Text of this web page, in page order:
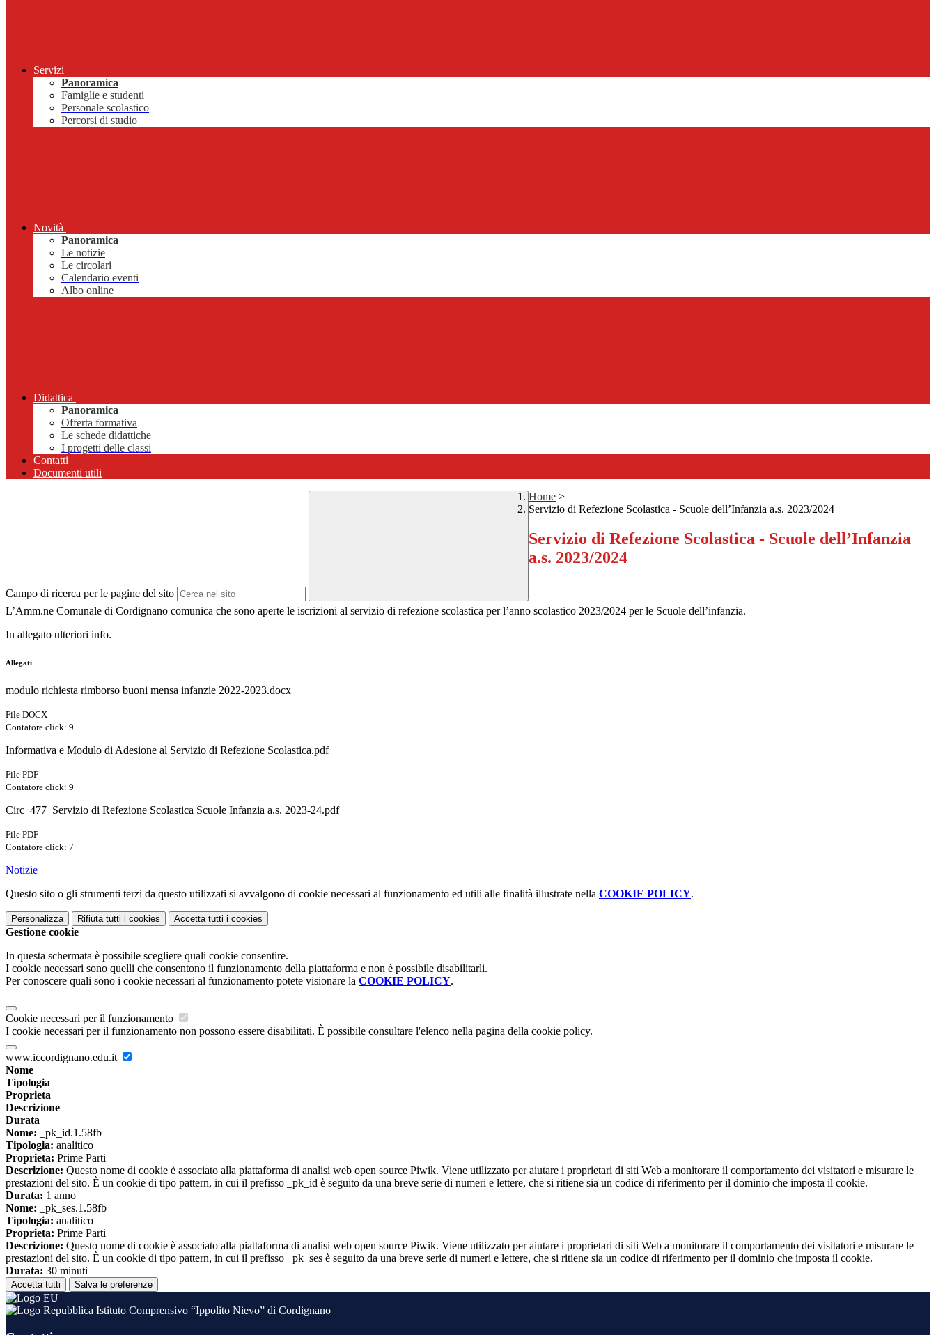
Servizi
Panoramica
Famiglie e studenti
Personale scolastico
Percorsi di studio
Novità
Panoramica
Le notizie
Le circolari
Calendario eventi
Albo online
Didattica
Panoramica
Offerta formativa
Le schede didattiche
I progetti delle classi
Contatti
Documenti utili
Campo di ricerca per le pagine del sito
Home >
Servizio di Refezione Scolastica - Scuole dell’Infanzia a.s. 2023/2024
Servizio di Refezione Scolastica - Scuole dell’Infanzia
a.s. 2023/2024
L’Amm.ne Comunale di Cordignano comunica che sono aperte le iscrizioni al servizio di refezione scolastica per l’anno scolastico 2023/2024 per le Scuole dell’infanzia.
In allegato ulteriori info.
Allegati
modulo richiesta rimborso buoni mensa infanzie 2022-2023.docx
File DOCX
Contatore click: 9
Informativa e Modulo di Adesione al Servizio di Refezione Scolastica.pdf
File PDF
Contatore click: 9
Circ_477_Servizio di Refezione Scolastica Scuole Infanzia a.s. 2023-24.pdf
File PDF
Contatore click: 7
Notizie
Questo sito o gli strumenti terzi da questo utilizzati si avvalgono di cookie necessari al funzionamento ed utili alle finalità illustrate nella COOKIE POLICY.
Personalizza Rifiuta tutti i cookies Accetta tutti i cookies
Gestione cookie
In questa schermata è possibile scegliere quali cookie consentire.
I cookie necessari sono quelli che consentono il funzionamento della piattaforma e non è possibile disabilitarli.
Per conoscere quali sono i cookie necessari al funzionamento potete visionare la COOKIE POLICY.
Cookie necessari per il funzionamento
I cookie necessari per il funzionamento non possono essere disabilitati. È possibile consultare l'elenco nella pagina della cookie policy.
www.iccordignano.edu.it
Nome
Tipologia
Proprieta
Descrizione
Durata
Nome: _pk_id.1.58fb
Tipologia: analitico
Proprieta: Prime Parti
Descrizione: Questo nome di cookie è associato alla piattaforma di analisi web open source Piwik. Viene utilizzato per aiutare i proprietari di siti Web a monitorare il comportamento dei visitatori e misurare le
prestazioni del sito. È un cookie di tipo pattern, in cui il prefisso _pk_id è seguito da una breve serie di numeri e lettere, che si ritiene sia un codice di riferimento per il dominio che imposta il cookie.
Durata: 1 anno
Nome: _pk_ses.1.58fb
Tipologia: analitico
Proprieta: Prime Parti
Descrizione: Questo nome di cookie è associato alla piattaforma di analisi web open source Piwik. Viene utilizzato per aiutare i proprietari di siti Web a monitorare il comportamento dei visitatori e misurare le
prestazioni del sito. È un cookie di tipo pattern, in cui il prefisso _pk_ses è seguito da una breve serie di numeri e lettere, che si ritiene sia un codice di riferimento per il dominio che imposta il cookie.
Durata: 30 minuti
Accetta tutti Salva le preferenze
Istituto Comprensivo “Ippolito Nievo” di Cordignano